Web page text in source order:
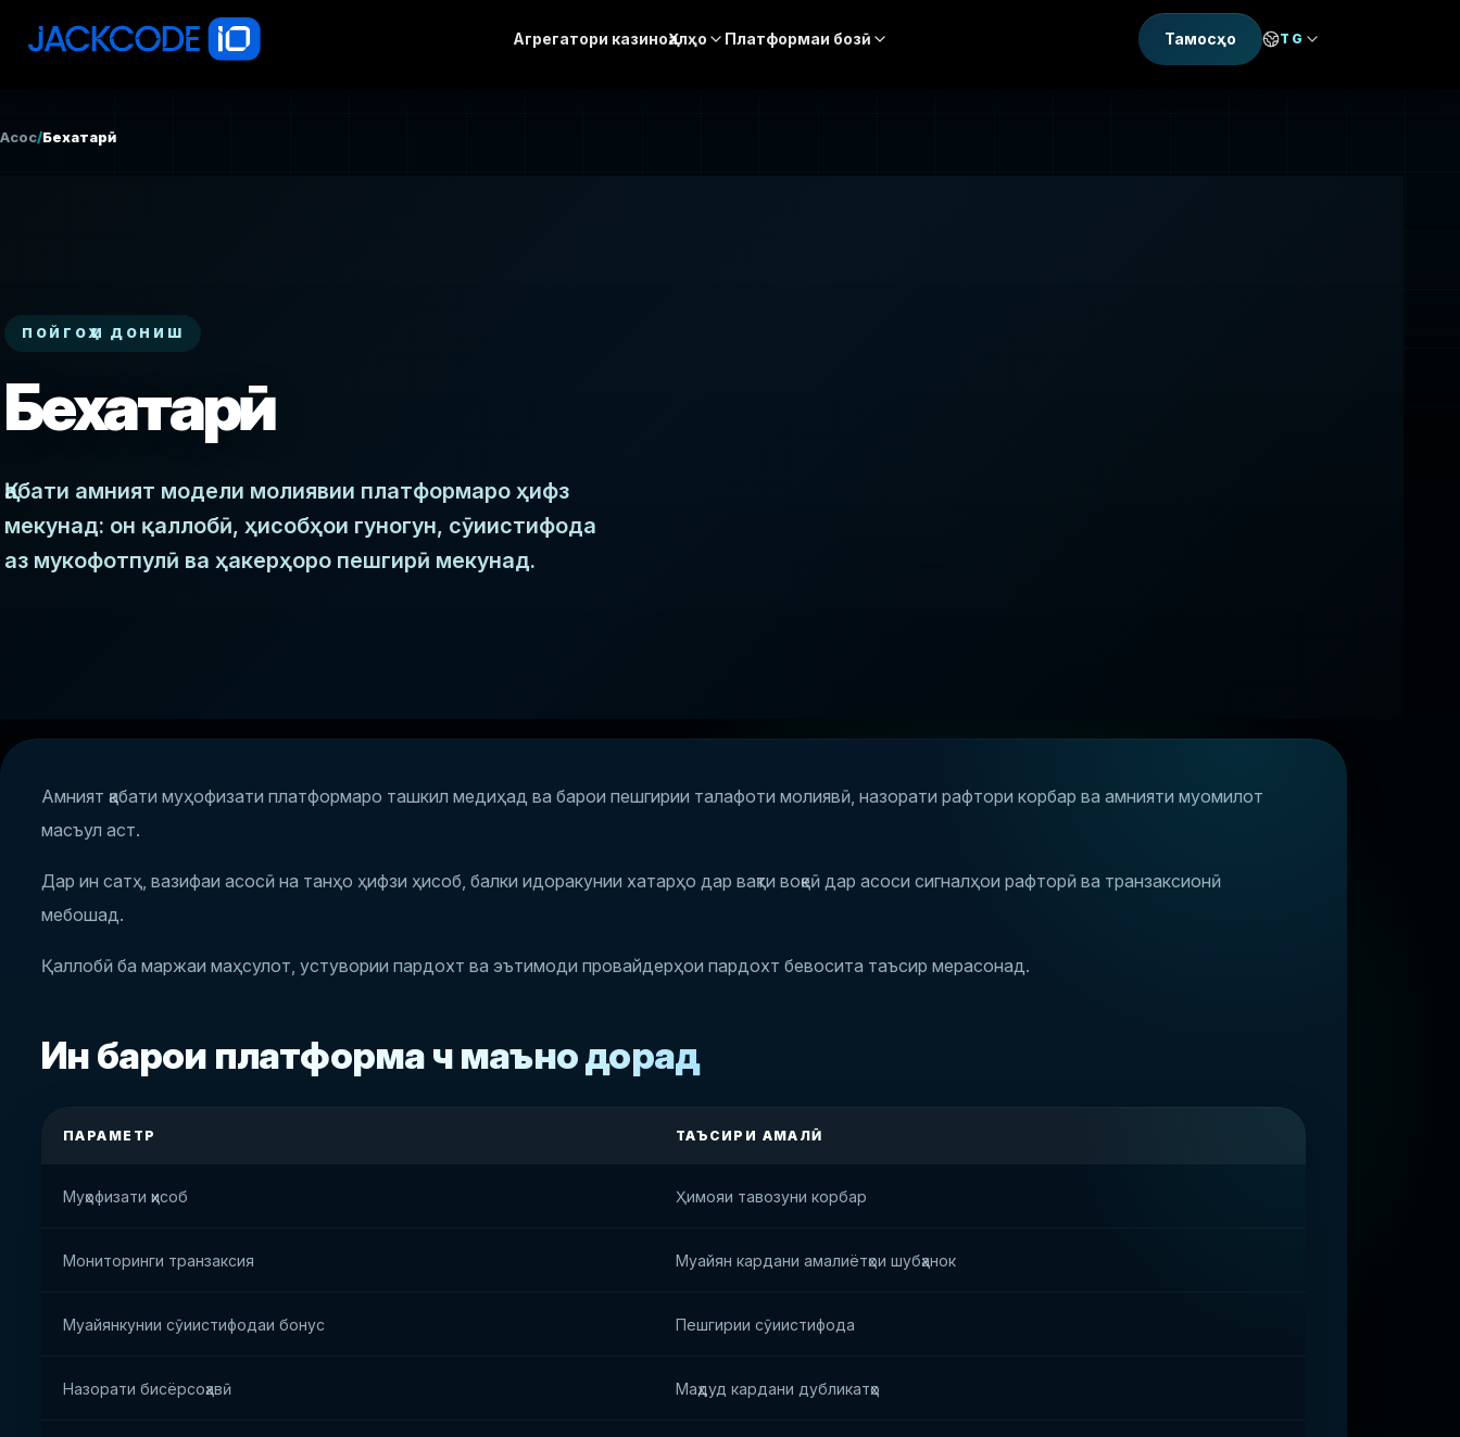
Агрегатори казиноҲалҳо Платформаи бозӣ Тамосҳо TG
Асосӣ/Бехатарӣ
ПОЙГОҲИ ДОНИШ
Бехатарӣ
Қабати амният модели молиявии платформаро ҳифз
мекунад: он қаллобӣ, ҳисобҳои гуногун, сӯиистифода
аз мукофотпулӣ ва ҳакерҳоро пешгирӣ мекунад.
Амният қабати муҳофизати платформаро ташкил медиҳад ва барои пешгирии талафоти молиявӣ, назорати рафтори корбар ва амнияти муомилот
масъул аст.
Дар ин сатҳ, вазифаи асосӣ на танҳо ҳифзи ҳисоб, балки идоракунии хатарҳо дар вақти воқеӣ дар асоси сигналҳои рафторӣ ва транзаксионӣ
мебошад.
Қаллобӣ ба маржаи маҳсулот, устувории пардохт ва эътимоди провайдерҳои пардохт бевосита таъсир мерасонад.
Ин барои платформа чӣ маъно дорад
ПАРАМЕТР ТАЪСИРИ АМАЛӢ
Муҳофизати ҳисоб Ҳимояи тавозуни корбар
Мониторинги транзаксия Муайян кардани амалиётҳои шубҳанок
Муайянкунии сӯиистифодаи бонус Пешгирии сӯиистифода
Назорати бисёрсоҳавӣ Маҳдуд кардани дубликатҳо